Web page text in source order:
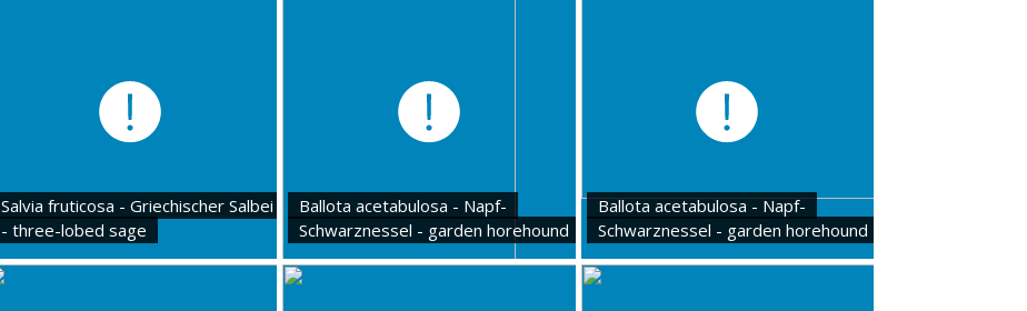
Salvia fruticosa - Griechischer Salbei
- three-lobed sage
Ballota acetabulosa - Napf-
Schwarznessel - garden horehound
Ballota acetabulosa - Napf-
Schwarznessel - garden horehound